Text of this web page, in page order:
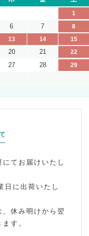
1
6 7
8
13 14
15
20 21
22
27 28
29
てお届けいたし
日に出荷いたし
休み明けから翌
す。